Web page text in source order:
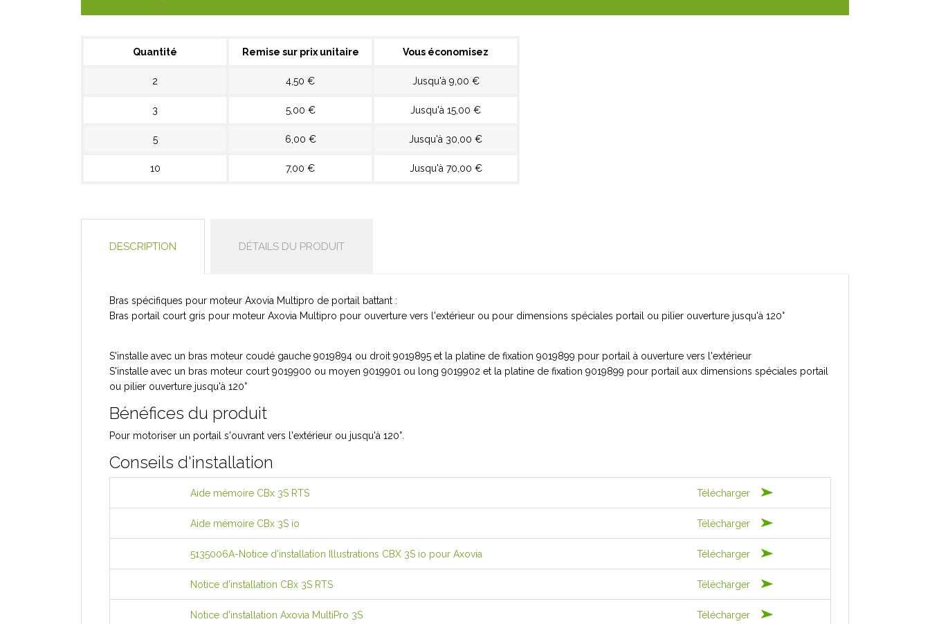
Quantité Remise sur prix unitaire Vous économisez
2 4,50 € Jusqu'à 9,00 €
3 5,00 € Jusqu'à 15,00 €
5 6,00 € Jusqu'à 30,00 €
10 7,00 € Jusqu'à 70,00 €
DESCRIPTION DÉTAILS DU PRODUIT
Bras spécifiques pour moteur Axovia Multipro de portail battant :
Bras portail court gris pour moteur Axovia Multipro pour ouverture vers l'extérieur ou pour dimensions spéciales portail ou pilier ouverture jusqu'à 120°
S'installe avec un bras moteur coudé gauche 9019894 ou droit 9019895 et la platine de fixation 9019899 pour portail à ouverture vers l'extérieur
S'installe avec un bras moteur court 9019900 ou moyen 9019901 ou long 9019902 et la platine de fixation 9019899 pour portail aux dimensions spéciales portail
ou pilier ouverture jusqu'à 120°
Bénéfices du produit
Pour motoriser un portail s'ouvrant vers l'extérieur ou jusqu'à 120°.
Conseils d'installation
Aide mémoire CBx 3S RTS Télécharger
Aide mémoire CBx 3S io Télécharger
5135006A-Notice d'installation Illustrations CBX 3S io pour Axovia Télécharger
Notice d'installation CBx 3S RTS Télécharger
Notice d'installation Axovia MultiPro 3S Télécharger